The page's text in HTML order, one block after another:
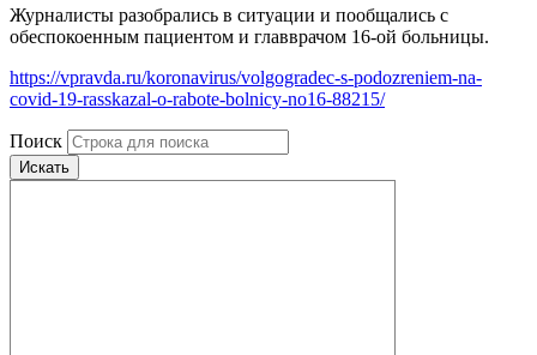
Журналисты разобрались в ситуации и пообщались с
обеспокоенным пациентом и главврачом 16-ой больницы.
https://vpravda.ru/koronavirus/volgogradec-s-podozreniem-na-
covid-19-rasskazal-o-rabote-bolnicy-no16-88215/
Поиск
Искать